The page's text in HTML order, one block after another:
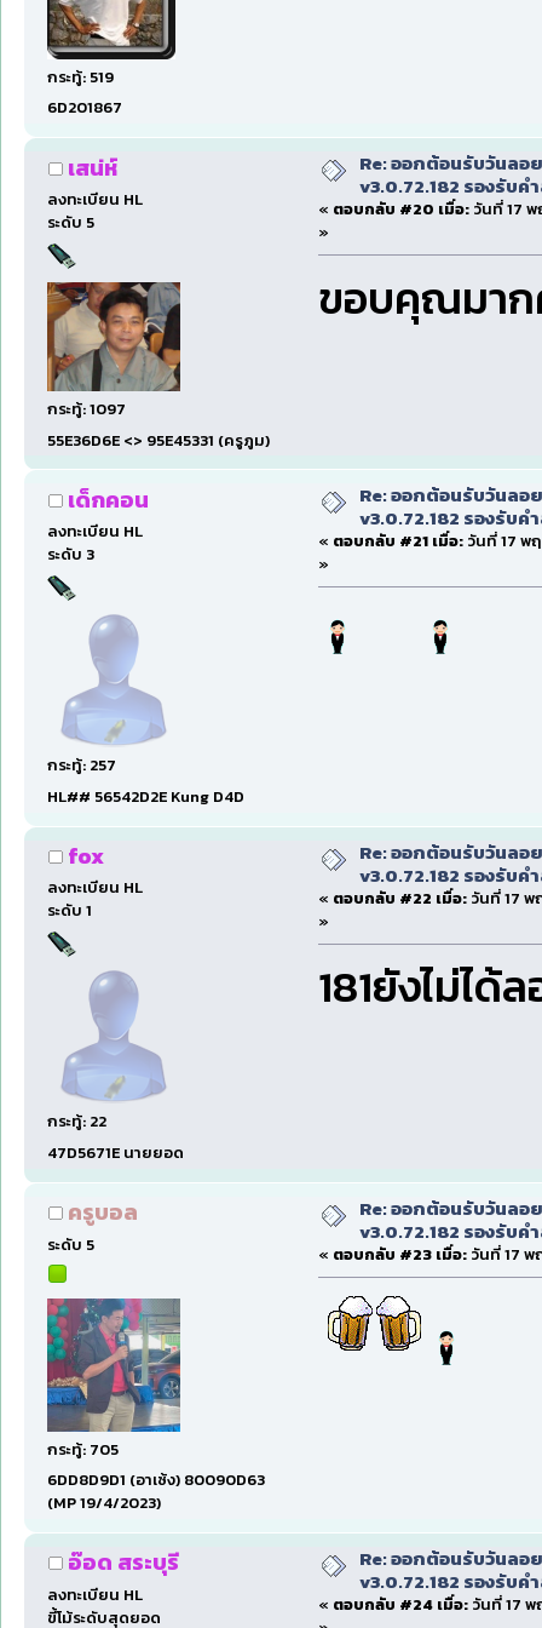
กระทู้: 519
6D201867
เสน่ห์
ลงทะเบียน HL
ระดับ 5
กระทู้: 1097
55E36D6E <> 95E45331 (ครูภูม)
Re: ออกต้อนรับวันลอ
v3.0.72.182 รองรับ
« ตอบกลับ #20 เมื่อ: วันที่ 17 พ
»
ขอบคุณมา
เด็กคอน
ลงทะเบียน HL
ระดับ 3
กระทู้: 257
HL## 56542D2E Kung D4D
Re: ออกต้อนรับวันลอ
v3.0.72.182 รองรับ
« ตอบกลับ #21 เมื่อ: วันที่ 17 พ
»
fox
ลงทะเบียน HL
ระดับ 1
กระทู้: 22
47D5671E นายยอด
Re: ออกต้อนรับวันลอ
v3.0.72.182 รองรับ
« ตอบกลับ #22 เมื่อ: วันที่ 17 พ
»
181ยังไม่ได้
ครูบอล
ระดับ 5
กระทู้: 705
6DD8D9D1 (อาเซ้ง) 80090D63
(MP 19/4/2023)
Re: ออกต้อนรับวันลอ
v3.0.72.182 รองรับ
« ตอบกลับ #23 เมื่อ: วันที่ 17 พ
อ๊อด สระบุรี
ลงทะเบียน HL
ขี้โม้ระดับสุดยอด
Re: ออกต้อนรับวันลอ
v3.0.72.182 รองรับ
« ตอบกลับ #24 เมื่อ: วันที่ 17 พ